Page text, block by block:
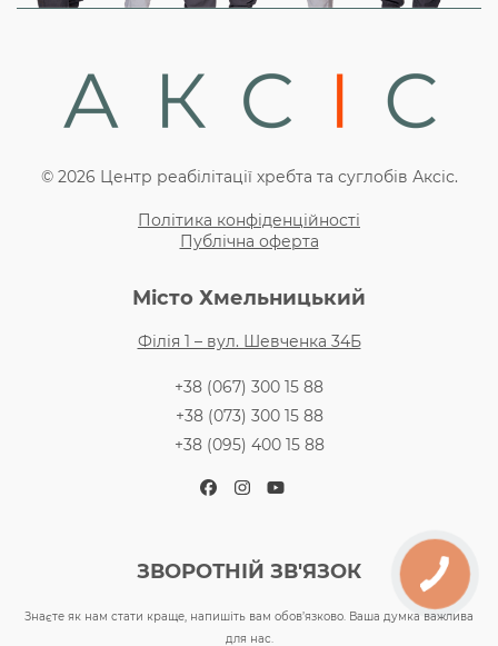
© 2026 Центр реабілітації хребта та суглобів Аксіс.
Політика конфіденційності
Публічна оферта
Місто Хмельницький
Філія 1 – вул. Шевченка 34Б
+38 (067) 300 15 88
+38 (073) 300 15 88
+38 (095) 400 15 88
Facebook
Instagram
YouTube
ЗВОРОТНІЙ ЗВ'ЯЗОК
Знаєте як нам стати краще, напишіть вам обов’язково. Ваша думка важлива
для нас.